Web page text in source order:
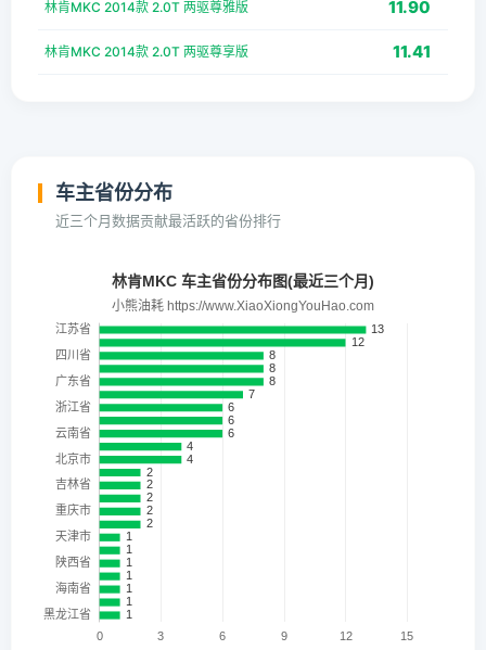
林肯MKC 2014款 2.0T 两驱尊雅版 11.90
林肯MKC 2014款 2.0T 两驱尊享版 11.41
车主省份分布
近三个月数据贡献最活跃的省份排行